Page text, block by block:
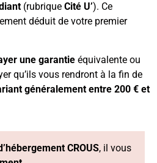
(rubrique Cité U’). Ce
déduit de votre premier
une garantie équivalente ou
qu’ils vous rendront à la fin de
généralement entre 200 € et
CROUS, il vous